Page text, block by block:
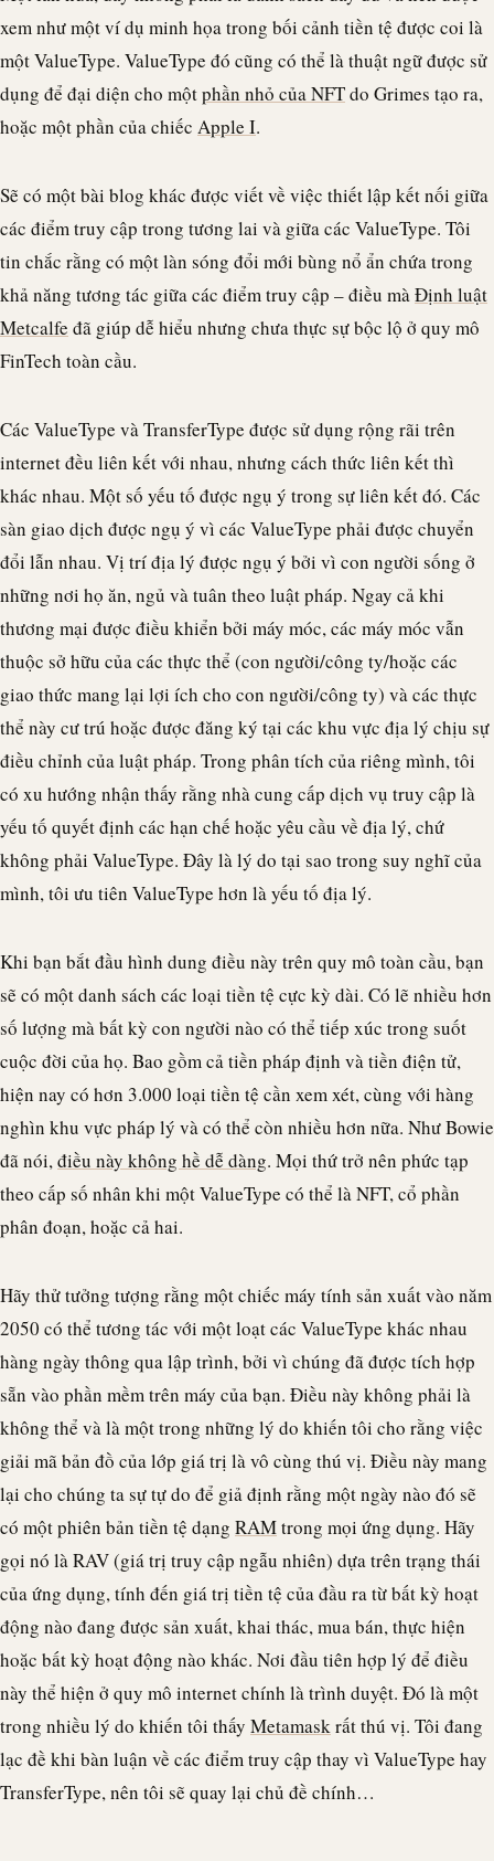
xem như một ví dụ minh họa trong bối cảnh tiền tệ được coi là
một ValueType. ValueType đó cũng có thể là thuật ngữ được sử
dụng để đại diện cho mộtphần nhỏ của NFTdo Grimes tạo ra,
hoặc một phần của chiếc Apple I.
Sẽ có một bài blog khác được viết về việc thiết lập kết nối giữa
các điểm truy cập trong tương lai và giữa các ValueType. Tôi
tin chắc rằng có một làn sóng đổi mới bùng nổ ẩn chứa trong
khả năng tương tác giữa các điểm truy cập – điều màĐịnh luật
Metcalfe đã giúp dễ hiểu nhưng chưa thực sự bộc lộ ở quy mô
FinTech toàn cầu.
Các ValueType và TransferType được sử dụng rộng rãi trên
internet đều liên kết với nhau, nhưng cách thức liên kết thì
khác nhau. Một số yếu tố được ngụ ý trong sự liên kết đó. Các
sàn giao dịch được ngụ ý vì các ValueType phải được chuyển
đổi lẫn nhau. Vị trí địa lý được ngụ ý bởi vì con người sống ở
những nơi họ ăn, ngủ và tuân theo luật pháp. Ngay cả khi
thương mại được điều khiển bởi máy móc, các máy móc vẫn
thuộc sở hữu của các thực thể (con người/công ty/hoặc các
giao thức mang lại lợi ích cho con người/công ty) và các thực
thể này cư trú hoặc được đăng ký tại các khu vực địa lý chịu sự
điều chỉnh của luật pháp. Trong phân tích của riêng mình, tôi
có xu hướng nhận thấy rằng nhà cung cấp dịch vụ truy cập là
yếu tố quyết định các hạn chế hoặc yêu cầu về địa lý, chứ
không phải ValueType. Đây là lý do tại sao trong suy nghĩ của
mình, tôi ưu tiên ValueType hơn là yếu tố địa lý.
Khi bạn bắt đầu hình dung điều này trên quy mô toàn cầu, bạn
sẽ có một danh sách các loại tiền tệ cực kỳ dài. Có lẽ nhiều hơn
số lượng mà bất kỳ con người nào có thể tiếp xúc trong suốt
cuộc đời của họ. Bao gồm cả tiền pháp định và tiền điện tử,
hiện nay có hơn 3.000 loại tiền tệ cần xem xét, cùng với hàng
nghìn khu vực pháp lý và có thể còn nhiều hơn nữa. Như Bowie
đã nói,điều này không hề dễ dàng. Mọi thứ trở nên phức tạp
theo cấp số nhân khi một ValueType có thể là NFT, cổ phần
phân đoạn, hoặc cả hai.
Hãy thử tưởng tượng rằng một chiếc máy tính sản xuất vào năm
2050 có thể tương tác với một loạt các ValueType khác nhau
hàng ngày thông qua lập trình, bởi vì chúng đã được tích hợp
sẵn vào phần mềm trên máy của bạn. Điều này không phải là
không thể và là một trong những lý do khiến tôi cho rằng việc
giải mã bản đồ của lớp giá trị là vô cùng thú vị. Điều này mang
lại cho chúng ta sự tự do để giả định rằng một ngày nào đó sẽ
có một phiên bản tiền tệ dạng RAMtrong mọi ứng dụng. Hãy
gọi nó là RAV (giá trị truy cập ngẫu nhiên) dựa trên trạng thái
của ứng dụng, tính đến giá trị tiền tệ của đầu ra từ bất kỳ hoạt
động nào đang được sản xuất, khai thác, mua bán, thực hiện
hoặc bất kỳ hoạt động nào khác. Nơi đầu tiên hợp lý để điều
này thể hiện ở quy mô internet chính là trình duyệt. Đó là một
trong nhiều lý do khiến tôi thấy Metamaskrất thú vị. Tôi đang
lạc đề khi bàn luận về các điểm truy cập thay vì ValueType hay
TransferType, nên tôi sẽ quay lại chủ đề chính…